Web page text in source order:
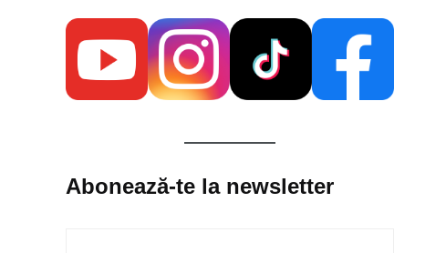
Abonează-te la newsletter